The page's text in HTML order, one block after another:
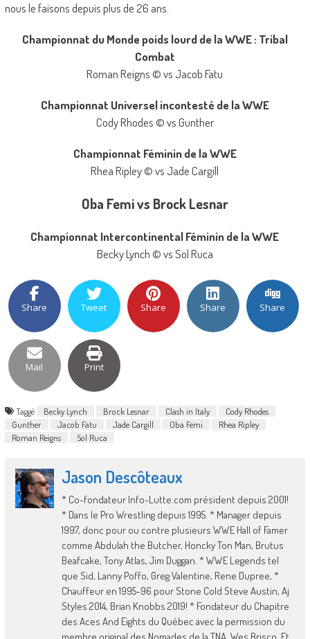
nous le faisons depuis plus de 26 ans.
Championnat du Monde poids lourd de la WWE : Tribal
Combat
Roman Reigns © vs Jacob Fatu
Championnat Universel incontesté de la WWE
Cody Rhodes © vs Gunther
Championnat Féminin de la WWE
Rhea Ripley © vs Jade Cargill
Oba Femi vs Brock Lesnar
Championnat Intercontinental Féminin de la WWE
Becky Lynch © vs Sol Ruca
Share Tweet Share Share Share
Mail Print
Taggé Becky Lynch Brock Lesnar Clash in Italy
Cody Rhodes
Gunther
Jacob Fatu Jade Cargill Oba Femi
Rhea Ripley
Roman Reigns
Sol Ruca
Jason Descôteaux
* Co-fondateur Info-Lutte.com président depuis 2001!
* Dans le Pro Wrestling depuis 1995. * Manager depuis
1997, donc pour ou contre plusieurs WWE Hall of Famer
comme Abdulah the Butcher, Honcky Ton Man, Brutus
Beafcake, Tony Atlas, Jim Duggan. * WWE Legends tel
que Sid, Lanny Poffo, Greg Valentine, Rene Dupree, *
Chauffeur en 1995-96 pour Stone Cold Steve Austin, Aj
Styles 2014, Brian Knobbs 2019! * Fondateur du Chapitre
des Aces And Eights du Québec avec la permission du